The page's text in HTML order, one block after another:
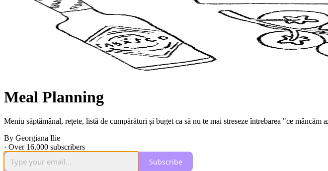
Meal Planning
Meniu săptămânal, rețete, listă de cumpărături și buget ca să nu te mai streseze întrebarea "ce mâncăm
By Georgiana Ilie
· Over 16,000 subscribers
Subscribe